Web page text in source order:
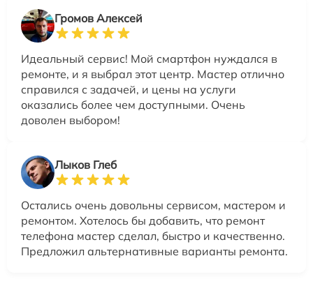
Громов Алексей
Идеальный сервис! Мой смартфон нуждался в
ремонте, и я выбрал этот центр. Мастер отлично
справился с задачей, и цены на услуги
оказались более чем доступными. Очень
доволен выбором!
Лыков Глеб
Остались очень довольны сервисом, мастером и
ремонтом. Хотелось бы добавить, что ремонт
телефона мастер сделал, быстро и качественно.
Предложил альтернативные варианты ремонта.